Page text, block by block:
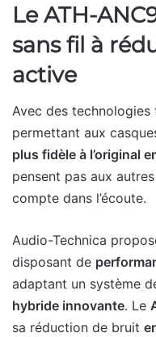
Le ATH-
sans fil à
active
Avec des
permettant aux
plus fidèle à l’original
pensent pas aux
compte dans l’écoute.
Audio-Technica
disposant de
adaptant un système
hybride innovante. Le
sa réduction de bruit